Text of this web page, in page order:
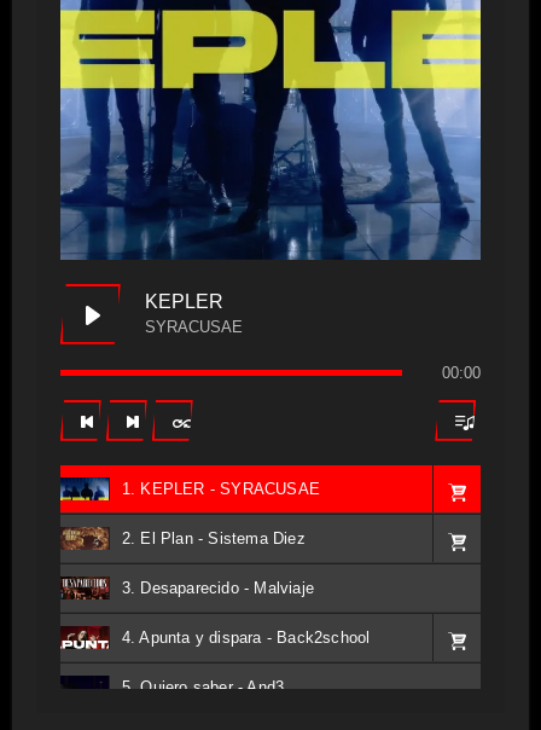
KEPLER
SYRACUSAE
00:00
1. KEPLER - SYRACUSAE
2. El Plan - Sistema Diez
3. Desaparecido - Malviaje
4. Apunta y dispara - Back2school
5. Quiero saber - And3